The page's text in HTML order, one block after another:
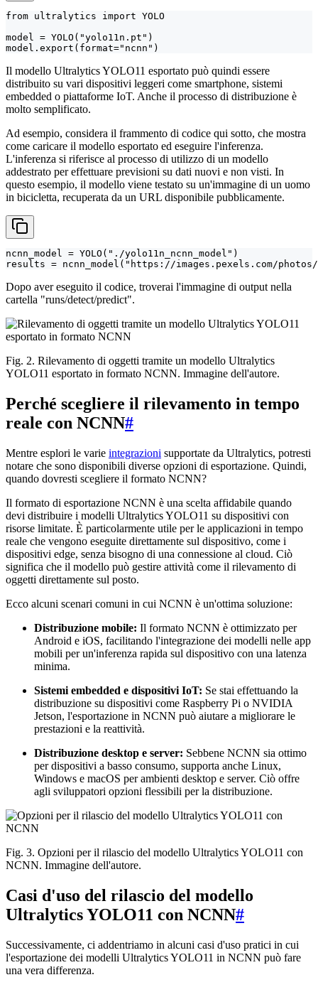
from ultralytics import YOLO
model = YOLO("yolo11n.pt")
model.export(format="ncnn")
Il modello Ultralytics YOLO11 esportato può quindi essere
distribuito su vari dispositivi leggeri come smartphone, sistemi
embedded o piattaforme IoT. Anche il processo di distribuzione è
molto semplificato.
Ad esempio, considera il frammento di codice qui sotto, che mostra
come caricare il modello esportato ed eseguire l'inferenza.
L'inferenza si riferisce al processo di utilizzo di un modello
addestrato per effettuare previsioni su dati nuovi e non visti. In
questo esempio, il modello viene testato su un'immagine di un uomo
in bicicletta, recuperata da un URL disponibile pubblicamente.
ncnn_model = YOLO("./yolo11n_ncnn_model")
results = ncnn_model("https://images.pexels.com/photos/
Dopo aver eseguito il codice, troverai l'immagine di output nella
cartella "runs/detect/predict".
Fig. 2. Rilevamento di oggetti tramite un modello Ultralytics
YOLO11 esportato in formato NCNN. Immagine dell'autore.
Perché scegliere il rilevamento in tempo
reale con NCNN#
Mentre esplori le varie integrazioni supportate da Ultralytics, potresti
notare che sono disponibili diverse opzioni di esportazione. Quindi,
quando dovresti scegliere il formato NCNN?
Il formato di esportazione NCNN è una scelta affidabile quando
devi distribuire i modelli Ultralytics YOLO11 su dispositivi con
risorse limitate. È particolarmente utile per le applicazioni in tempo
reale che vengono eseguite direttamente sul dispositivo, come i
dispositivi edge, senza bisogno di una connessione al cloud. Ciò
significa che il modello può gestire attività come il rilevamento di
oggetti direttamente sul posto.
Ecco alcuni scenari comuni in cui NCNN è un'ottima soluzione:
Distribuzione mobile: Il formato NCNN è ottimizzato per
Android e iOS, facilitando l'integrazione dei modelli nelle app
mobili per un'inferenza rapida sul dispositivo con una latenza
minima.
Sistemi embedded e dispositivi IoT: Se stai effettuando la
distribuzione su dispositivi come Raspberry Pi o NVIDIA
Jetson, l'esportazione in NCNN può aiutare a migliorare le
prestazioni e la reattività.
Distribuzione desktop e server: Sebbene NCNN sia ottimo
per dispositivi a basso consumo, supporta anche Linux,
Windows e macOS per ambienti desktop e server. Ciò offre
agli sviluppatori opzioni flessibili per la distribuzione.
Fig. 3. Opzioni per il rilascio del modello Ultralytics YOLO11 con
NCNN. Immagine dell'autore.
Casi d'uso del rilascio del modello
Ultralytics YOLO11 con NCNN#
Successivamente, ci addentriamo in alcuni casi d'uso pratici in cui
l'esportazione dei modelli Ultralytics YOLO11 in NCNN può fare
una vera differenza.